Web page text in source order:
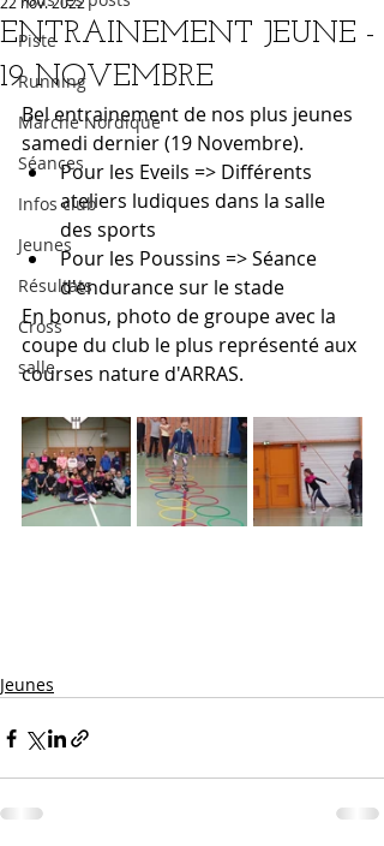
Piste
Running
Marche Nordique
Séances
Infos club
Jeunes
Résultats
Cross
salle
ENTRAINEMENT JEUNE -
19 NOVEMBRE
Bel entrainement de nos plus jeunes
samedi dernier (19 Novembre).
Pour les Eveils => Différents
ateliers ludiques dans la salle
des sports
Pour les Poussins => Séance
d'endurance sur le stade
En bonus, photo de groupe avec la
coupe du club le plus représenté aux
courses nature d'ARRAS.
Jeunes